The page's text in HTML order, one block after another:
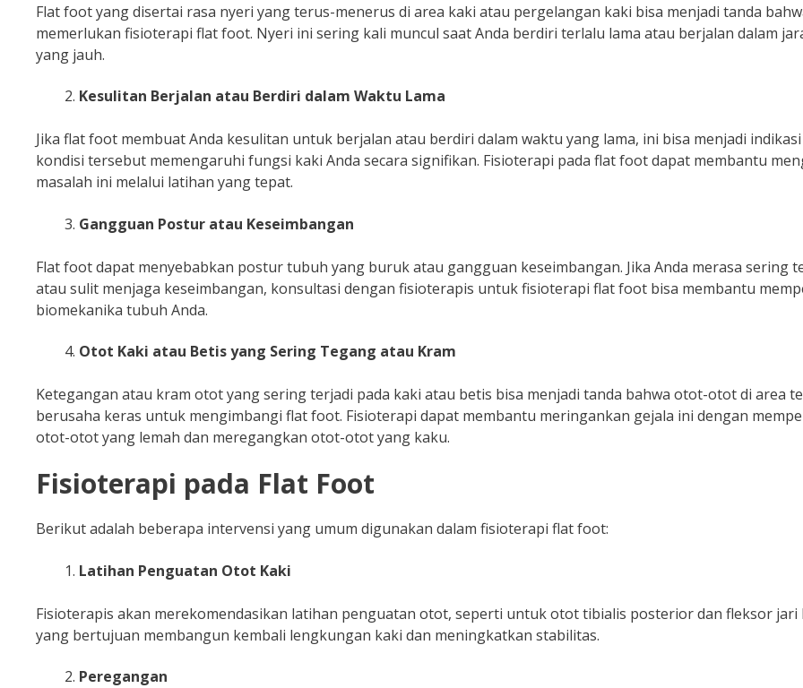
Flat foot yang disertai rasa nyeri yang terus-menerus di area kaki atau pergelangan kaki bisa menjadi tanda
memerlukan fisioterapi flat foot. Nyeri ini sering kali muncul saat Anda berdiri terlalu lama atau berjalan dalam
yang jauh.
Kesulitan Berjalan atau Berdiri dalam Waktu Lama
Jika flat foot membuat Anda kesulitan untuk berjalan atau berdiri dalam waktu yang lama, ini bisa menjadi
kondisi tersebut memengaruhi fungsi kaki Anda secara signifikan. Fisioterapi pada flat foot dapat membantu
masalah ini melalui latihan yang tepat.
Gangguan Postur atau Keseimbangan
Flat foot dapat menyebabkan postur tubuh yang buruk atau gangguan keseimbangan. Jika Anda merasa sering
atau sulit menjaga keseimbangan, konsultasi dengan fisioterapis untuk fisioterapi flat foot bisa membantu
biomekanika tubuh Anda.
Otot Kaki atau Betis yang Sering Tegang atau Kram
Ketegangan atau kram otot yang sering terjadi pada kaki atau betis bisa menjadi tanda bahwa otot-otot di area
berusaha keras untuk mengimbangi flat foot. Fisioterapi dapat membantu meringankan gejala ini dengan
otot-otot yang lemah dan meregangkan otot-otot yang kaku.
Fisioterapi pada Flat Foot
Berikut adalah beberapa intervensi yang umum digunakan dalam fisioterapi flat foot:
Latihan Penguatan Otot Kaki
Fisioterapis akan merekomendasikan latihan penguatan otot, seperti untuk otot tibialis posterior dan fleksor jari
yang bertujuan membangun kembali lengkungan kaki dan meningkatkan stabilitas.
Peregangan